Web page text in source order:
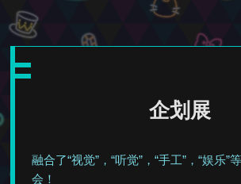
企划展
融合了“视觉”，“听觉”，“手工”，“娱乐”
会！